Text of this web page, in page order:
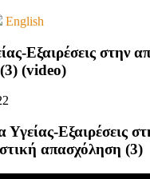
English
Εξαιρέσεις στην
(video)
Εξαιρέσεις
απασχόληση (3)